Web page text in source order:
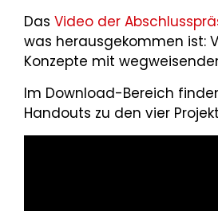
Das Video der
was herausgekommen ist:
Konzepte mit
Im Download-Bereich
Handouts zu den vier